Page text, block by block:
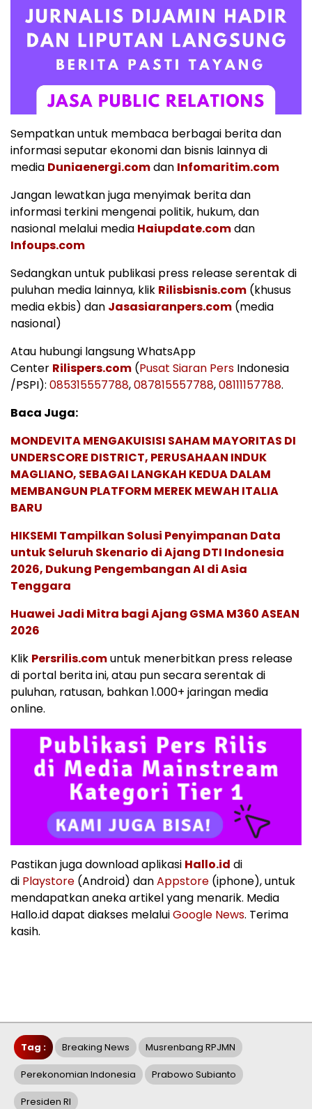
Sempatkan untuk membaca berbagai berita dan
informasi seputar ekonomi dan bisnis lainnya di
media Duniaenergi.comdan Infomaritim.com
Jangan lewatkan juga menyimak berita dan
informasi terkini mengenai politik, hukum, dan
nasional melalui media Haiupdate.comdan
Infoups.com
Sedangkan untuk publikasi press release serentak di
puluhan media lainnya, klik Rilisbisnis.com (khusus
media ekbis) dan Jasasiaranpers.com (media
nasional)
Atau hubungi langsung WhatsApp
Center Rilispers.com (Pusat Siaran Pers Indonesia
/PSPI): 085315557788,087815557788,08111157788.
Baca Juga:
MONDEVITA MENGAKUISISI SAHAM MAYORITAS DI
UNDERSCORE DISTRICT, PERUSAHAAN INDUK
MAGLIANO, SEBAGAI LANGKAH KEDUA DALAM
MEMBANGUN PLATFORM MEREK MEWAH ITALIA
BARU
HIKSEMI Tampilkan Solusi Penyimpanan Data
untuk Seluruh Skenario di Ajang DTI Indonesia
2026, Dukung Pengembangan AI di Asia
Tenggara
Huawei Jadi Mitra bagi Ajang GSMA M360 ASEAN
2026
Klik Persrilis.comuntuk menerbitkan press release
di portal berita ini, atau pun secara serentak di
puluhan, ratusan, bahkan 1.000+ jaringan media
online.
Pastikan juga download aplikasi Hallo.id di
di Playstore (Android) danAppstore (iphone), untuk
mendapatkan aneka artikel yang menarik. Media
Hallo.id dapat diakses melaluiGoogle News. Terima
kasih.
Tag : Breaking News Musrenbang RPJMN
Perekonomian Indonesia Prabowo Subianto
Presiden RI